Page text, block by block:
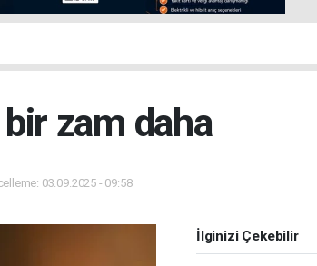
zam daha
03.09.2025 - 09:58
İlginizi Çekebilir